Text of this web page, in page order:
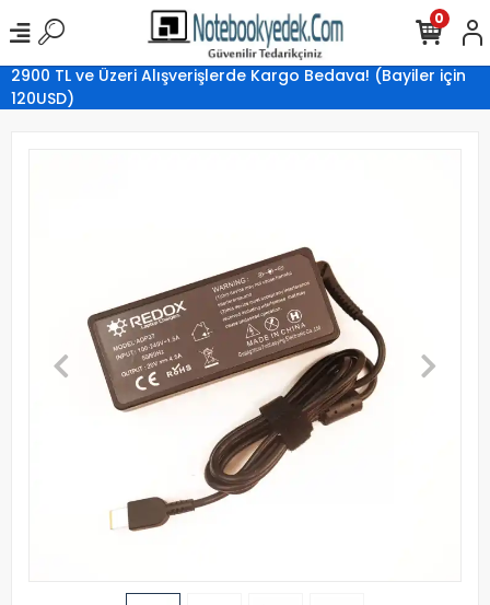
2900 TL ve Üzeri Alışverişlerde Kargo Bedava! (Bayiler için
120USD)
0